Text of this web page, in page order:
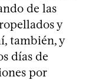
de las
y
también, y
días de
por